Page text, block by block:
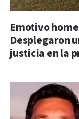
Emotivo
Desplegaron
justicia en la